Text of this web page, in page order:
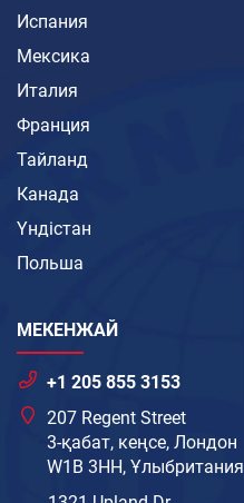
Испания
Мексика
Италия
Франция
Тайланд
Канада
Үндістан
Польша
МЕКЕНЖАЙ
+1 205 855 3153
207 Regent Street
3-қабат, кеңсе, Лондон
W1B 3HH, Ұлыбритания